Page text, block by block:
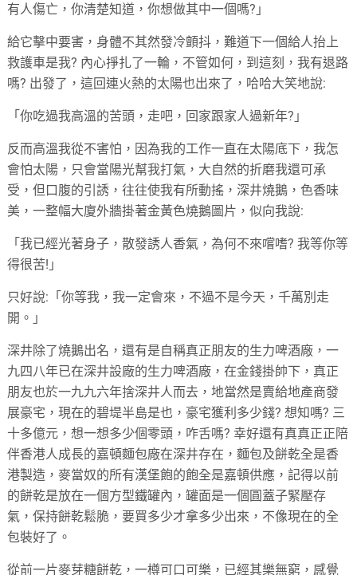
有人傷亡，你清楚知道，你想做其中一個嗎? 」
給它擊中要害，身體不其然發冷顫抖，難道下一個給人抬上
救護車是我? 內心掙扎了一輪，不管如何，到這刻，我有退路
嗎? 出發了，這回連火熱的太陽也出來了，哈哈大笑地說:
「你吃過我高溫的苦頭，走吧，回家跟家人過新年? 」
反而高溫我從不害怕，因為我的工作一直在太陽底下，我怎
會怕太陽，只會當陽光幫我打氣，大自然的折磨我還可承
受，但口腹的引誘，往往使我有所動搖，深井燒鵝，色香味
美，一整幅大廈外牆掛著金黃色燒鵝圖片，似向我說:
「我已經光著身子，散發誘人香氣，為何不來嚐嗜?我等你等
得很苦! 」
只好說: 「你等我，我一定會來，不過不是今天，千萬別走
開。」
深井除了燒鵝出名，還有是自稱真正朋友的生力啤酒廠，一
九四八年已在深井設廠的生力啤酒廠，在金錢掛帥下，真正
朋友也於一九九六年捨深井人而去，地當然是賣給地產商發
展豪宅，現在的碧堤半島是也，豪宅獲利多少錢?想知嗎? 三
十多億元，想一想多少個零頭，咋舌嗎?幸好還有真真正正陪
伴香港人成長的嘉頓麵包廠在深井存在，麵包及餅乾全是香
港製造，麥當奴的所有漢堡飽的飽全是嘉頓供應，記得以前
的餅乾是放在一個方型鐵罐內，罐面是一個圓蓋子緊壓存
氣，保持餅乾鬆脆，要買多少才拿多少出來，不像現在的全
包裝好了。
從前一片麥芽糖餅乾，一樽可口可樂，已經其樂無窮，感覺